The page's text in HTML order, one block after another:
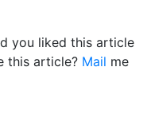
you liked this article
this article? Mail me